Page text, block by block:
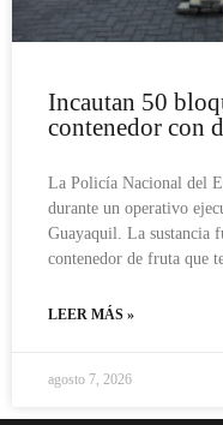
Incautan 50
contenedor con
La Policía Nacional del
durante un operativo
Guayaquil. La sustancia
contenedor de fruta que
LEER MÁS »
agosto 7, 2026